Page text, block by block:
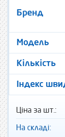
Бренд
Модель
Кількість
Індекс
Ціна за шт.:
На складі: